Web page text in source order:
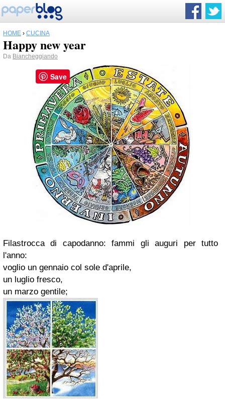
HOME › CUCINA
Happy new year
Da Biancheggiando
Filastrocca di capodanno: fammi gli auguri per tutto
l'anno:
voglio un gennaio col sole d'aprile,
un luglio fresco,
un marzo gentile;
Save